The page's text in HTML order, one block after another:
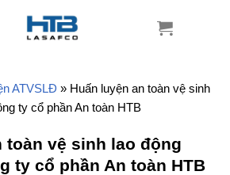
ATVSLĐ » Huấn luyện an toàn vệ sinh
ty cổ phần An toàn HTB
toàn vệ sinh lao động
ty cổ phần An toàn HTB